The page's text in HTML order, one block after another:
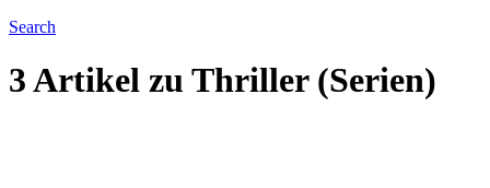
Search
3 Artikel zu Thriller (Serien)